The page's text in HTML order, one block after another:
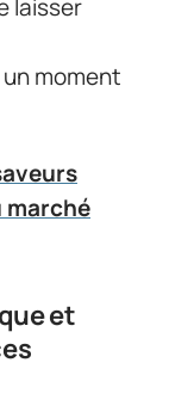
laisser
moment
et